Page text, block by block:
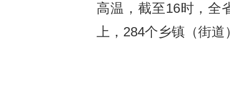
高温，截至16时，全
上， 284个乡镇（街道